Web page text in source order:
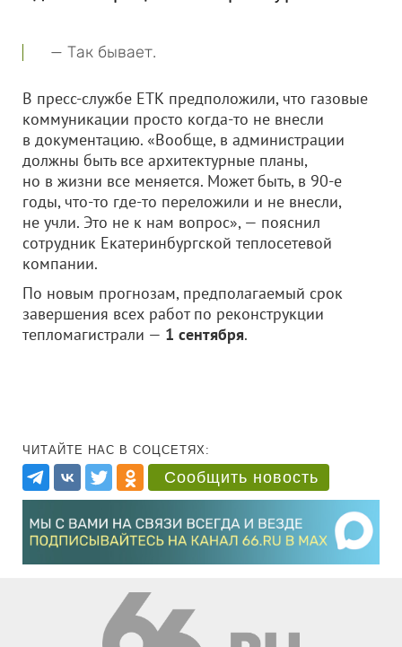
— Так бывает.
В пресс-службе ЕТК предположили, что газовые
коммуникации просто когда-то не внесли
в документацию. «Вообще, в администрации
должны быть все архитектурные планы,
но в жизни все меняется. Может быть, в 90-е
годы, что-то где-то переложили и не внесли,
не учли. Это не к нам вопрос», — пояснил
сотрудник Екатеринбургской теплосетевой
компании.
По новым прогнозам, предполагаемый срок
завершения всех работ по реконструкции
тепломагистрали — 1 сентября.
ЧИТАЙТЕ НАС В СОЦСЕТЯХ:
Сообщить новость